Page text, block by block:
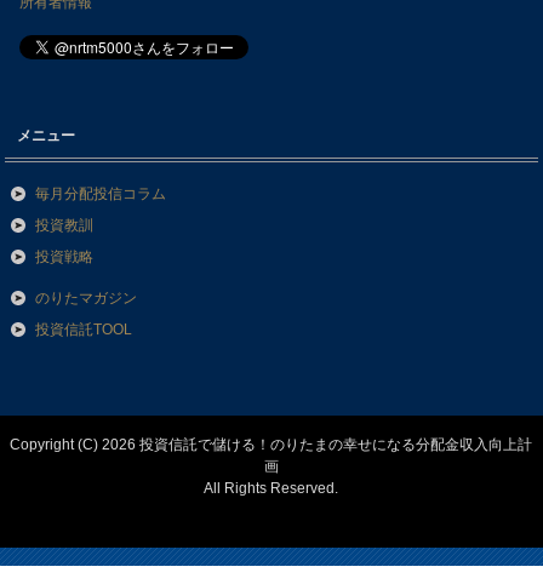
メニュー
毎月分配投信コラム
投資教訓
投資戦略
のりたマガジン
投資信託TOOL
Copyright (C) 2026 投資信託で儲ける！のりたまの幸せになる分配金収入向上計
画
All Rights Reserved.